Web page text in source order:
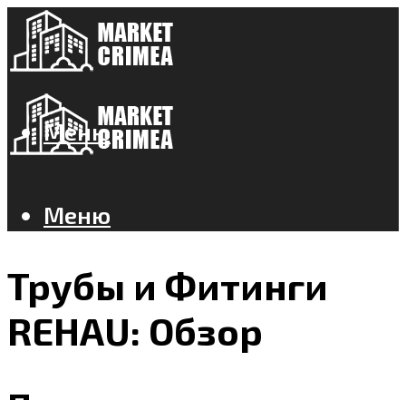
Меню
Меню
Трубы и Фитинги
REHAU: Обзор